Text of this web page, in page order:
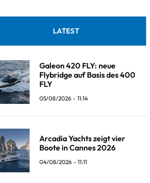
LATEST
Galeon 420 FLY: neue
Flybridge auf Basis des 400
FLY
05/08/2026 - 11:14
Arcadia Yachts zeigt vier
Boote in Cannes 2026
04/08/2026 - 11:11